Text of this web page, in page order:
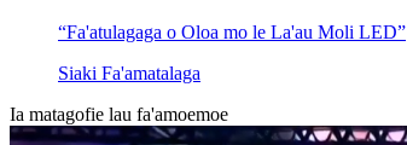
“Fa'atulagaga o Oloa mo le La'au Moli LED”
Siaki Fa'amatalaga
Ia matagofie lau fa'amoemoe